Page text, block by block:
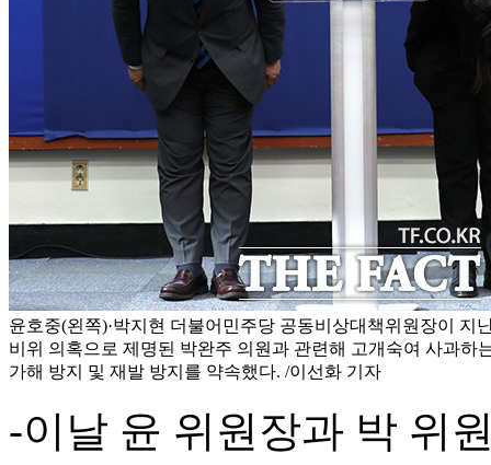
윤호중(왼쪽)·박지현 더불어민주당 공동비상대책위원장이 지
비위 의혹으로 제명된 박완주 의원과 관련해 고개숙여 사과하
가해 방지 및 재발 방지를 약속했다. /이선화 기자
-이날 윤 위원장과 박 위